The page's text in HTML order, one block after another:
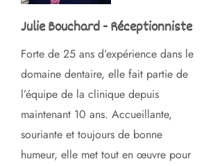
Julie Bouchard - Réceptionniste
Forte de 25 ans d’expérience dans le
domaine dentaire, elle fait partie de
l’équipe de la clinique depuis
maintenant 10 ans. Accueillante,
souriante et toujours de bonne
humeur, elle met tout en œuvre pour